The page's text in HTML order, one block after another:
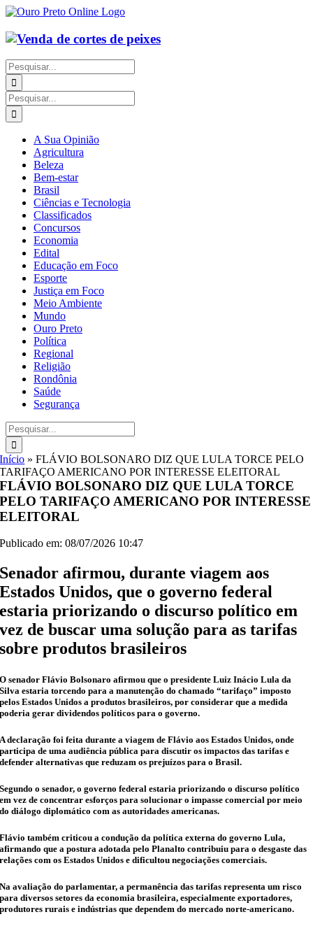
Ir
o
conteúdo
Buscar
resultados
para:
Buscar
resultados
para:
A Sua Opinião
Agricultura
Beleza
Bem-estar
Brasil
Ciências e Tecnologia
Classificados
Concursos
Economia
Edital
Educação em Foco
Esporte
Justiça em Foco
Meio Ambiente
Mundo
Ouro Preto
Política
Regional
Religião
Rondônia
Saúde
Segurança
Buscar
resultados
para:
Início »FLÁVIO BOLSONARO DIZ QUE LULA TORCE PELO
TARIFAÇO AMERICANO POR INTERESSE ELEITORAL
FLÁVIO BOLSONARO DIZ QUE LULA TORCE
PELO TARIFAÇO AMERICANO POR INTERESSE
ELEITORAL
Publicado em: 08/07/2026 10:47
Senador afirmou, durante viagem aos
Estados Unidos, que o governo federal
estaria priorizando o discurso político em
vez de buscar uma solução para as tarifas
sobre produtos brasileiros
O senador Flávio Bolsonaro afirmou que o presidente Luiz Inácio Lula da
Silva estaria torcendo para a manutenção do chamado “tarifaço” imposto
pelos Estados Unidos a produtos brasileiros, por considerar que a medida
poderia gerar dividendos políticos para o governo.
A declaração foi feita durante a viagem de Flávio aos Estados Unidos, onde
participa de uma audiência pública para discutir os impactos das tarifas e
defender alternativas que reduzam os prejuízos para o Brasil.
Segundo o senador, o governo federal estaria priorizando o discurso político
em vez de concentrar esforços para solucionar o impasse comercial por meio
do diálogo diplomático com as autoridades americanas.
Flávio também criticou a condução da política externa do governo Lula,
afirmando que a postura adotada pelo Planalto contribuiu para o desgaste das
relações com os Estados Unidos e dificultou negociações comerciais.
Na avaliação do parlamentar, a permanência das tarifas representa um risco
para diversos setores da economia brasileira, especialmente exportadores,
produtores rurais e indústrias que dependem do mercado norte-americano.